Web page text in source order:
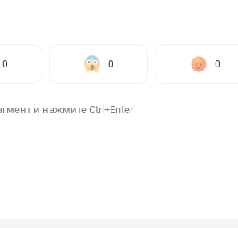
0 0 0
и нажмите Ctrl+Enter